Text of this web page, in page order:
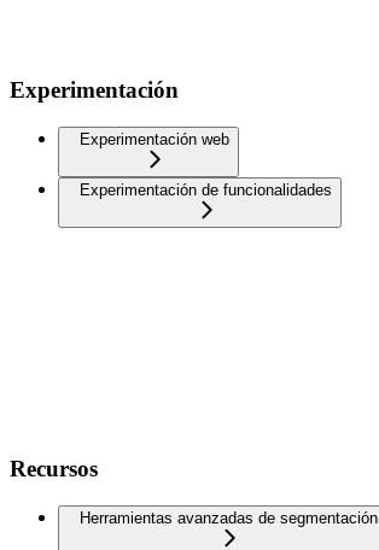
Experimentación
Experimentación web
Experimentación de funcionalidades
Recursos
Herramientas avanzadas de segmentación